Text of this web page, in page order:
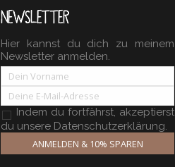
NEWSLETTER
Hier kannst du dich zu meinem
Newsletter anmelden.
Indem du fortfährst, akzeptierst
du unsere Datenschutzerklärung.
ANMELDEN & 10% SPAREN